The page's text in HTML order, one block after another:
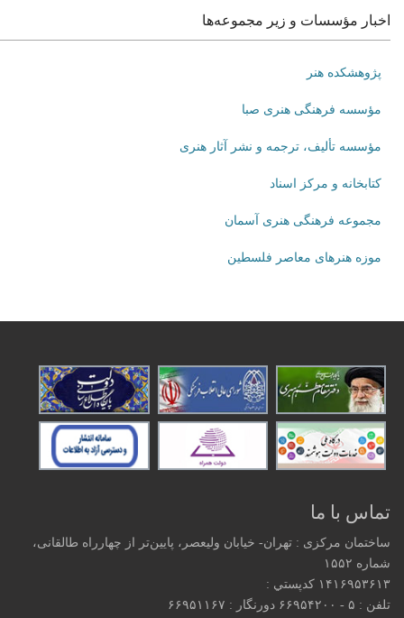
اخبار مؤسسات و زیر مجموعه‌ها
پژوهشکده هنر
مؤسسه فرهنگی هنری صبا
مؤسسه تألیف، ترجمه و نشر آثار هنری
کتابخانه و مرکز اسناد
مجموعه فرهنگی هنری آسمان
موزه هنرهای‌ معاصر فلسطین
تماس با ما
ساختمان مرکزی : تهران- خیابان ولیعصر، پایین‌تر از چهارراه طالقانی،
شماره ۱۵۵۲
۱۴۱۶۹۵۳۶۱۳ كدپستي :
تلفن : ۵ - ۶۶۹۵۴۲۰۰ دورنگار : ۶۶۹۵۱۱۶۷